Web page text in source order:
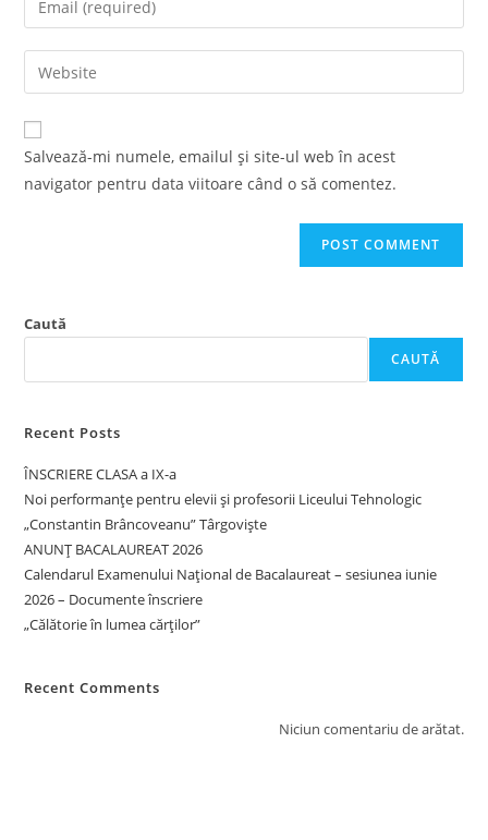
comment
your
email
address
comment
Enter
your
website
URL
Salvează-mi numele, emailul și site-ul web în acest
navigator pentru data viitoare când o să comentez.
Caută
CAUTĂ
Recent Posts
ÎNSCRIERE CLASA a IX-a
Noi performanțe pentru elevii și profesorii Liceului Tehnologic
„Constantin Brâncoveanu” Târgoviște
ANUNȚ BACALAUREAT 2026
Calendarul Examenului Național de Bacalaureat – sesiunea iunie
2026 – Documente înscriere
„Călătorie în lumea cărților”
Recent Comments
Niciun comentariu de arătat.